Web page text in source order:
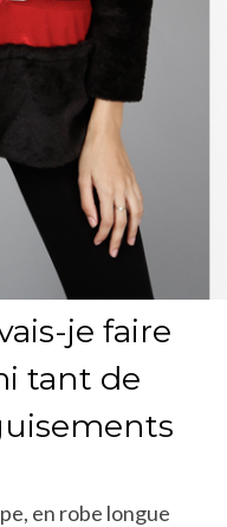
je faire
tant de
en robe longue